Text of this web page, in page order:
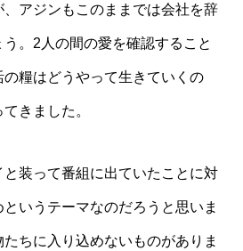
アジンもこのままでは会社を辞
。2人の間の愛を確認すること
糧はどうやって生きていくの
きました。
装って番組に出ていたことに対
いうテーマなのだろうと思いま
ちに入り込めないものがありま